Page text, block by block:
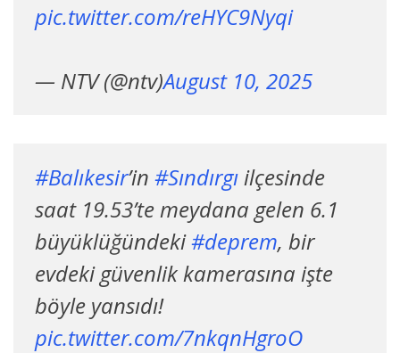
pic.twitter.com/reHYC9Nyqi
— NTV (@ntv)August 10, 2025
#Balıkesir’in #Sındırgı ilçesinde
saat 19.53’te meydana gelen 6.1
büyüklüğündeki#deprem, bir
evdeki güvenlik kamerasına işte
böyle yansıdı!
pic.twitter.com/7nkqnHgroO